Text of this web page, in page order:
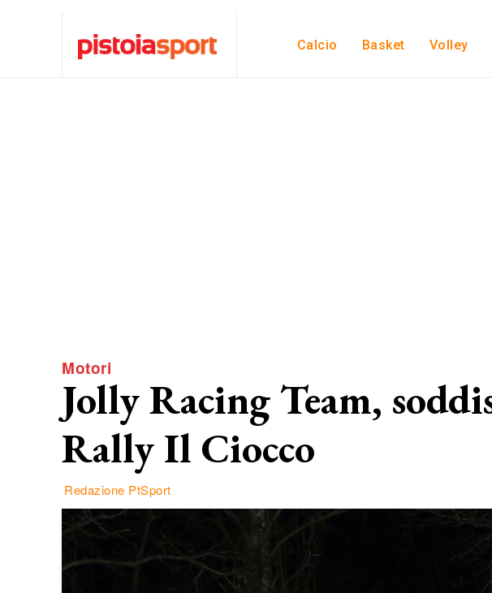
Calcio Basket Volley
Motori
Jolly Racing Team,
Rally Il Ciocco
Redazione PtSport